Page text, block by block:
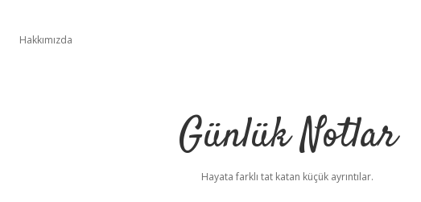
Hakkımızda
Günlük Notlar
Hayata farklı tat katan küçük ayrıntılar.